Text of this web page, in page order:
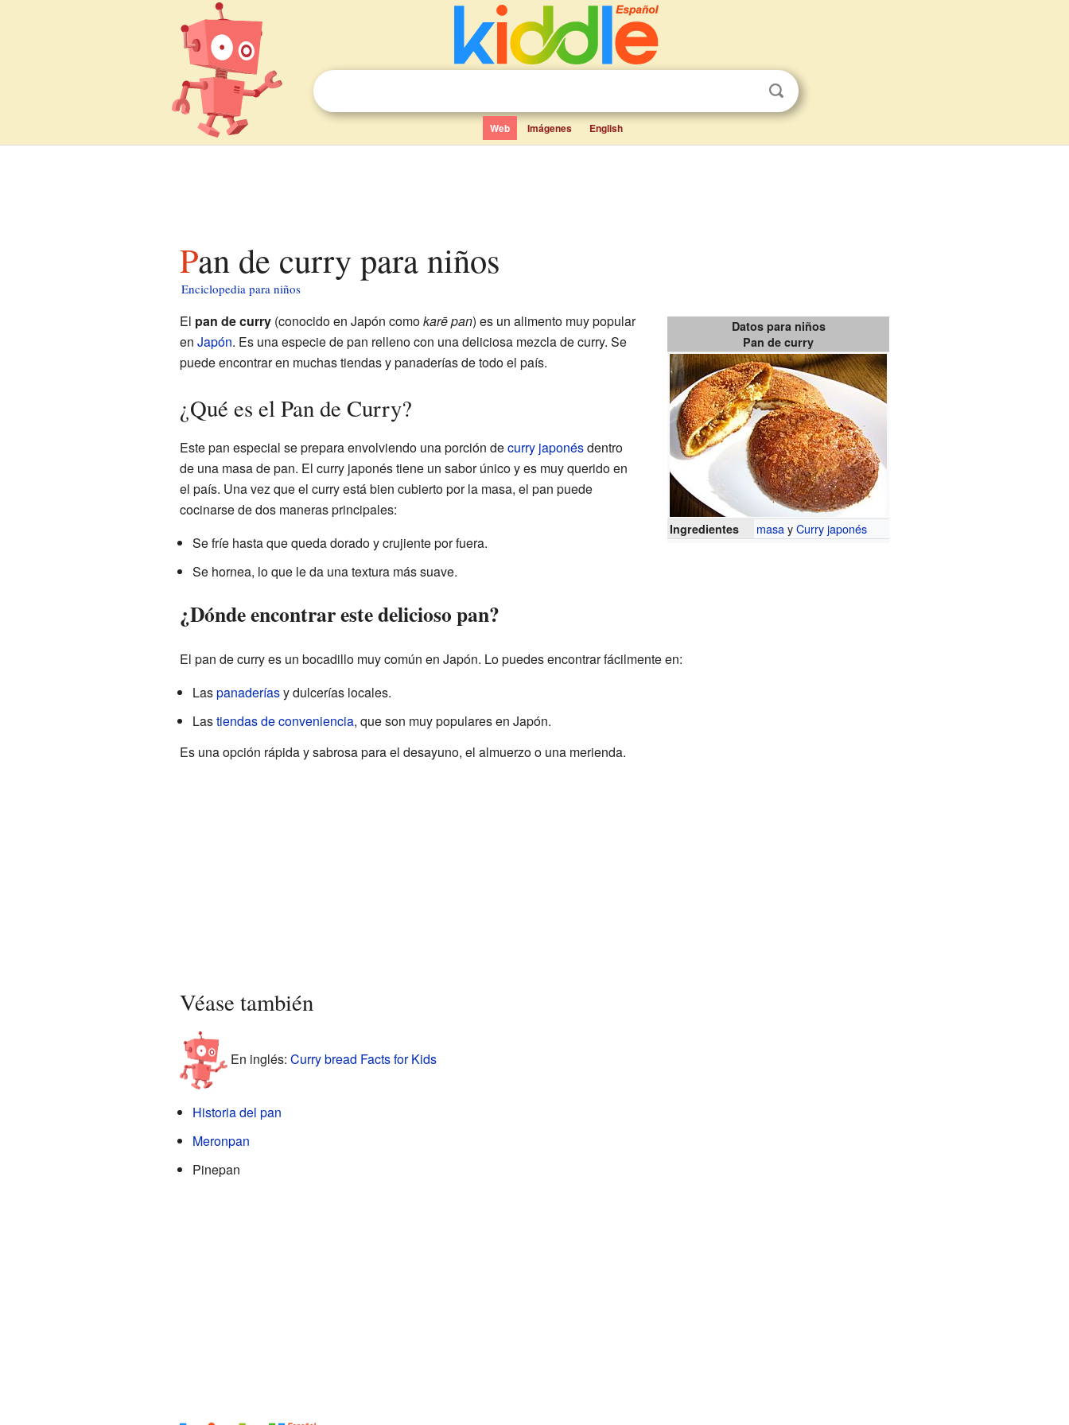
Web Imágenes English
Pan de curry para niños
Enciclopedia para niños
Datos para niños
Pan de curry
Ingredientes masayCurry japonés
El pan de curry(conocido en Japón comokarē pan) es un alimento muy popular
en Japón. Es una especie de pan relleno con una deliciosa mezcla de curry. Se
puede encontrar en muchas tiendas y panaderías de todo el país.
¿Qué es el Pan de Curry?
Este pan especial se prepara envolviendo una porción decurry japonésdentro
de una masa de pan. El curry japonés tiene un sabor único y es muy querido en
el país. Una vez que el curry está bien cubierto por la masa, el pan puede
cocinarse de dos maneras principales:
Se fríe hasta que queda dorado y crujiente por fuera.
Se hornea, lo que le da una textura más suave.
¿Dónde encontrar este delicioso pan?
El pan de curry es un bocadillo muy común en Japón. Lo puedes encontrar fácilmente en:
Laspanaderíasy dulcerías locales.
Lastiendas de conveniencia, que son muy populares en Japón.
Es una opción rápida y sabrosa para el desayuno, el almuerzo o una merienda.
Véase también
En inglés: Curry bread Facts for Kids
Historia del pan
Meronpan
Pinepan